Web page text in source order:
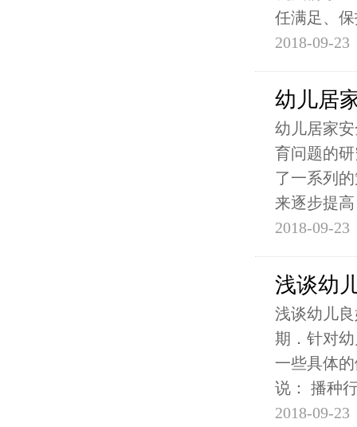
任满足、
2018-09-23
幼儿居
幼儿居家
育问题的
了一系列
来逐步提高
2018-09-23
浅谈幼
浅谈幼儿
期．针对
一些具体
说： 播种
2018-09-23